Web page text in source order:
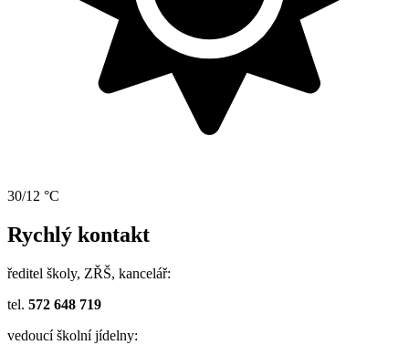
30/12 °C
Rychlý kontakt
ředitel školy, ZŘŠ, kancelář:
tel. 572 648 719
vedoucí školní jídelny: